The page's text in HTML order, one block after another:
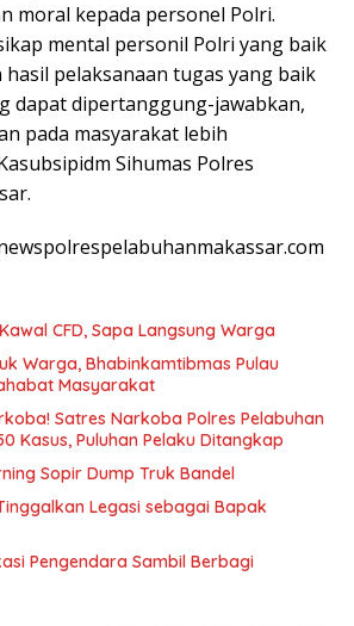
moral kepada personel Polri.
mental personil Polri yang baik
pelaksanaan tugas yang baik
dapat dipertanggung-jawabkan,
pada masyarakat lebih
Sihumas Polres
CFD, Sapa Langsung Warga
Warga, Bhabinkamtibmas Pulau
Masyarakat
Satres Narkoba Polres Pelabuhan
Kasus, Puluhan Pelaku Ditangkap
Sopir Dump Truk Bandel
Legasi sebagai Bapak
Pengendara Sambil Berbagi